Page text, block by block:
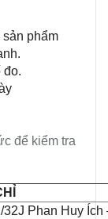
sản phẩm
đo.
để kiểm tra
32J Phan Huy